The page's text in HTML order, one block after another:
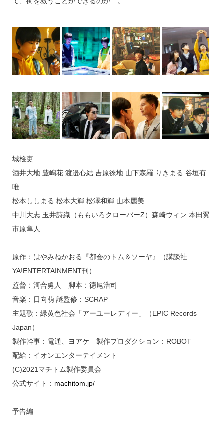
城桧吏
酒井大地 豊嶋花 渡邉心結 吉原徠地 山下森羅 りきまる 谷垣有
唯
松本ししまる 松本大輝 松澤和輝 山本麗美
中川大志 玉井詩織（ももいろクローバーZ）森崎ウィン 本田翼
市原隼人
原作：はやみねかおる『都会のトム＆ソーヤ』（講談社
YA!ENTERTAINMENT刊）
監督：河合勇人 脚本：徳尾浩司
音楽：日向萌 謎監修：SCRAP
主題歌：緑黄色社会「アーユーレディー」（EPIC Records
Japan）
製作幹事：電通、ヨアケ 製作プロダクション：ROBOT
配給：イオンエンターテイメント
(C)2021マチトム製作委員会
公式サイト： machitom.jp/
予告編